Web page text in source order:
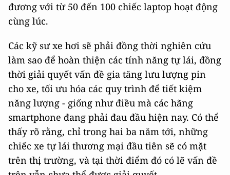
đương với từ 50 đến 100 chiếc laptop hoạt động
cùng lúc.
Các kỹ sư xe hơi sẽ phải đồng thời nghiên cứu
làm sao để hoàn thiện các tính năng tự lái, đồng
thời giải quyết vấn đề gia tăng lưu lượng pin
cho xe, tối ưu hóa các quy trình để tiết kiệm
năng lượng - giống như điều mà các hãng
smartphone đang phải đau đầu hiện nay. Có thể
thấy rõ rằng, chỉ trong hai ba năm tới, những
chiếc xe tự lái thương mại đầu tiên sẽ có mặt
trên thị trường, và tại thời điểm đó có lẽ vấn đề